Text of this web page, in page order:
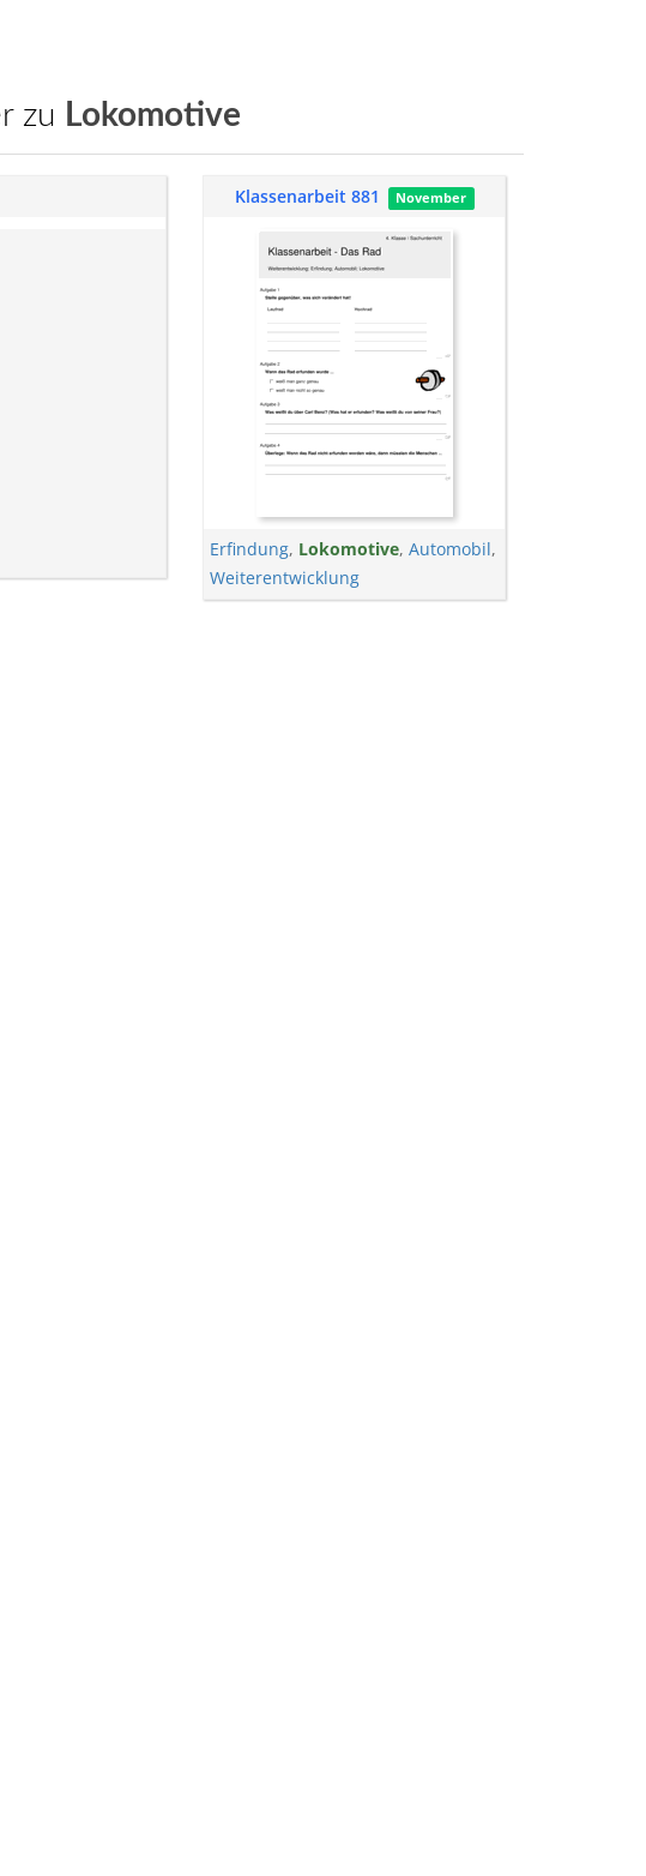
zu Lokomotive
Klassenarbeit 881 November
Erfindung, Lokomotive,Automobil,
Weiterentwicklung